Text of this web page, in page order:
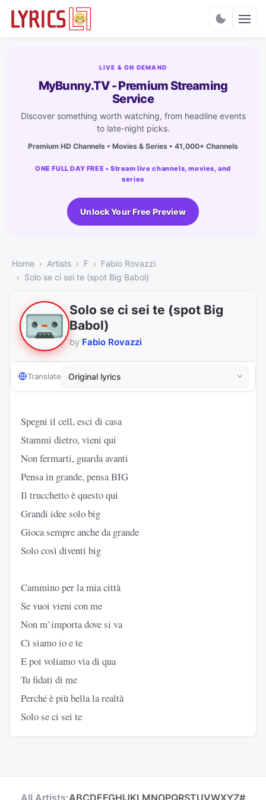
LIVE & ON DEMAND
MyBunny.TV - Premium Streaming
Service
Discover something worth watching, from headline events
to late-night picks.
Premium HD Channels • Movies & Series • 41,000+ Channels
ONE FULL DAY FREE • Stream live channels, movies, and
series
Unlock Your Free Preview
Home Artists F
Fabio Rovazzi
Solo se ci sei te (spot Big Babol)
Solo se ci sei te (spot Big
Babol)
by Fabio Rovazzi
Translate
Spegni il cell, esci di casa
Stammi dietro, vieni qui
Non fermarti, guarda avanti
Pensa in grande, pensa BIG
Il trucchetto è questo qui
Grandi idee solo big
Gioca sempre anche da grande
Solo così diventi big
Cammino per la mia città
Se vuoi vieni con me
Non m’importa dove si va
Ci siamo io e te
E poi voliamo via di qua
Tu fidati di me
Perché è più bella la realtà
Solo se ci sei te
All Artists:ABCDEFGHIJKL MNOPQRSTUVWXYZ#